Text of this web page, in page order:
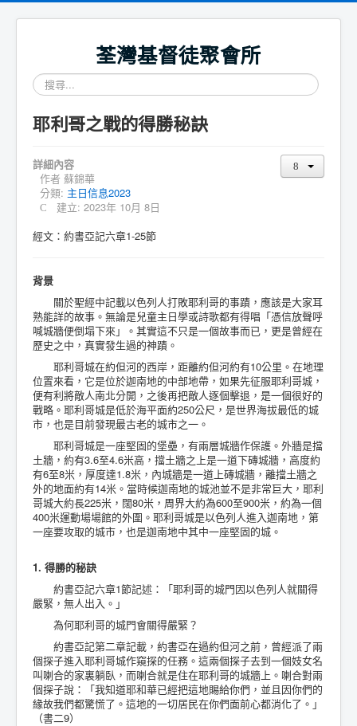
荃灣基督徒聚會所
搜
尋...
耶利哥之戰的得勝秘訣
詳細內容
作者 蘇錦華
分類: 主日信息2023
建立: 2023年 10月 8日
經文：約書亞記六章1-25節
背景
關於聖經中記載以色列人打敗耶利哥的事蹟，應該是大家耳
熟能詳的故事。無論是兒童主日學或詩歌都有得唱「憑信放聲呼
喊城牆便倒塌下來」。其實這不只是一個故事而已，更是曾經在
歷史之中，真實發生過的神蹟。
耶利哥城在約但河的西岸，距離約但河約有10公里。在地理
位置來看，它是位於迦南地的中部地帶，如果先征服耶利哥城，
便有利將敵人南北分開，之後再把敵人逐個擊退，是一個很好的
戰略。耶利哥城是低於海平面約250公尺，是世界海拔最低的城
市，也是目前發現最古老的城市之一。
耶利哥城是一座堅固的堡壘，有兩層城牆作保護。外牆是擋
土牆，約有3.6至4.6米高，擋土牆之上是一道下磚城牆，高度約
有6至8米，厚度達1.8米，內城牆是一道上磚城牆，離擋土牆之
外的地面約有14米。當時候迦南地的城池並不是非常巨大，耶利
哥城大約長225米，闊80米，周界大約為600至900米，約為一個
400米運動場場館的外圍。耶利哥城是以色列人進入迦南地，第
一座要攻取的城市，也是迦南地中其中一座堅固的城。
1. 得勝的秘訣
約書亞記六章1節記述：「耶利哥的城門因以色列人就關得
嚴緊，無人出入。」
為何耶利哥的城門會關得嚴緊？
約書亞記第二章記載，約書亞在過約但河之前，曾經派了兩
個探子進入耶利哥城作窺探的任務。這兩個探子去到一個妓女名
叫喇合的家裏躺臥，而喇合就是住在耶利哥的城牆上。喇合對兩
個探子說：「我知道耶和華已經把這地賜給你們，並且因你們的
緣故我們都驚慌了。這地的一切居民在你們面前心都消化了。」
（書二9）